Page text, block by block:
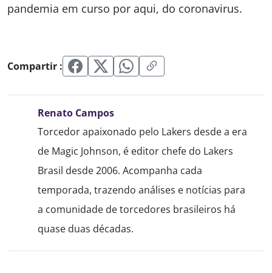
pandemia em curso por aqui, do coronavirus.
Compartir :
Renato Campos
Torcedor apaixonado pelo Lakers desde a era
de Magic Johnson, é editor chefe do Lakers
Brasil desde 2006. Acompanha cada
temporada, trazendo análises e notícias para
a comunidade de torcedores brasileiros há
quase duas décadas.